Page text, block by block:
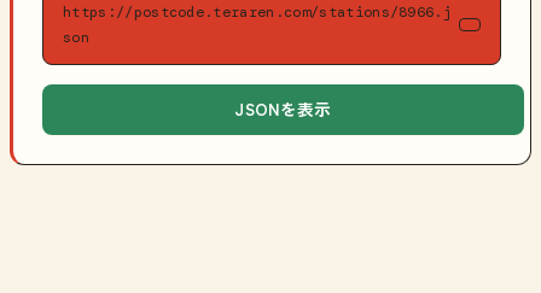
https://postcode.teraren.com/stations/8966.j
son
JSONを表示